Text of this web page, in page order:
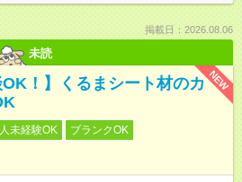
掲載日：2026.08.06
未読
NEW
OK！】くるまシート材のカ
未経験OK
ブランクOK